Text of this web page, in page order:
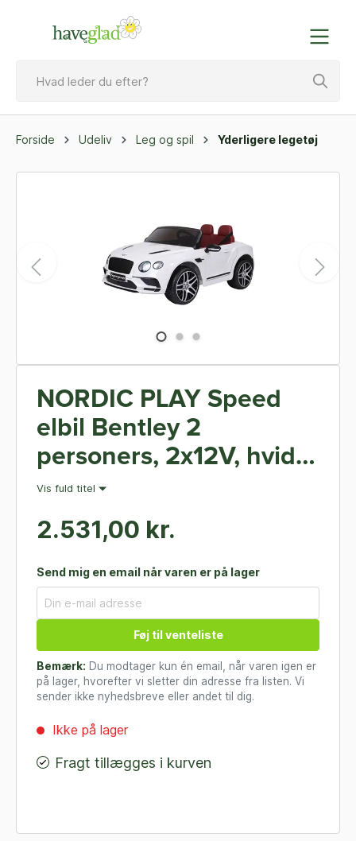
Forside Udeliv Leg og spil Yderligere legetøj
NORDIC PLAY Speed
elbil Bentley 2
personers, 2x12V, hvid,
EVA hjul
Vis fuld titel
2.531,00 kr.
Send mig en email når varen er på lager
Føj til venteliste
Bemærk: Du modtager kun én email, når varen igen er
på lager, hvorefter vi sletter din adresse fra listen. Vi
sender ikke nyhedsbreve eller andet til dig.
Ikke på lager
Fragt tillægges i kurven